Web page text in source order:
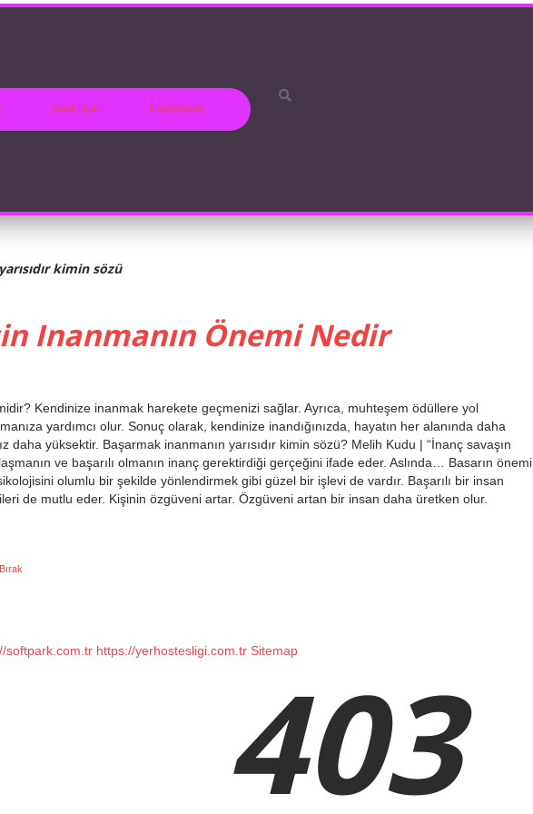
Yasal Uyarı Hakkımızda
kimin sözü
Inanmanın Önemi Nedir
Kendinize inanmak harekete geçmenizi sağlar. Ayrıca, muhteşem ödüllere yol
yardımcı olur. Sonuç olarak, kendinize inandığınızda, hayatın her alanında daha
daha yüksektir. Başarmak inanmanın yarısıdır kimin sözü? Melih Kudu | “İnanç savaşın
ve başarılı olmanın inanç gerektirdiği gerçeğini ifade eder. Aslında… Basarın önemi
olumlu bir şekilde yönlendirmek gibi güzel bir işlevi de vardır. Başarılı bir insan
de mutlu eder. Kişinin özgüveni artar. Özgüveni artan bir insan daha üretken olur.
softpark.com.tr https://yerhostesligi.com.tr Sitemap
403